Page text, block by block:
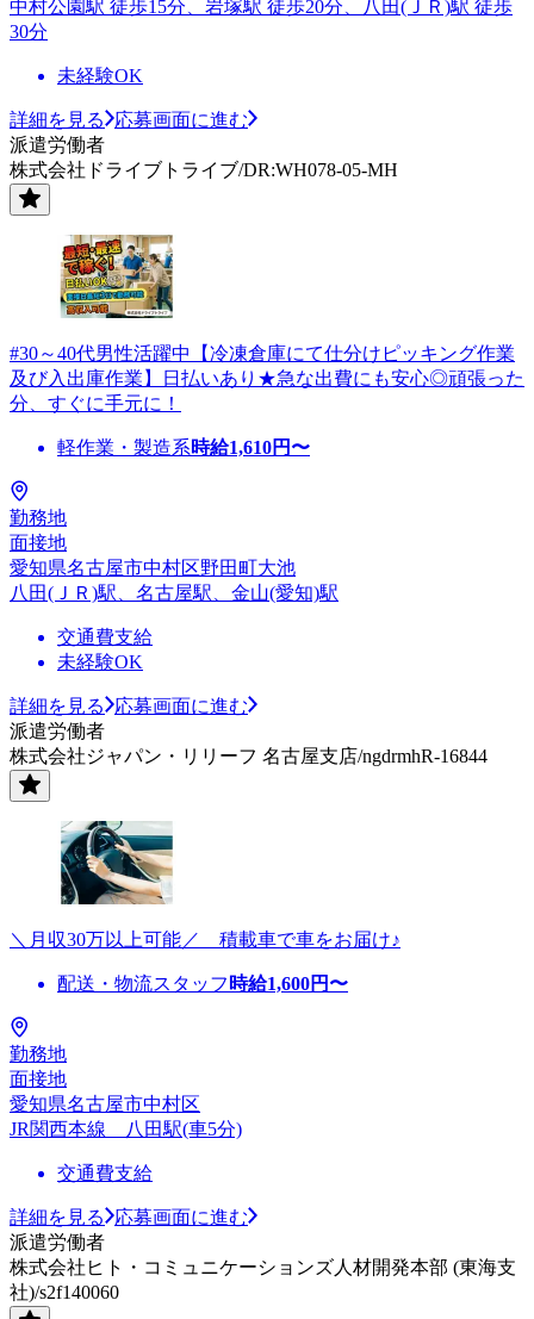
中村公園駅 徒歩15分、岩塚駅 徒歩20分、八田(ＪＲ)駅 徒歩
30分
未経験OK
詳細を見る
応募画面に進む
派遣労働者
株式会社ドライブトライブ/DR:WH078-05-MH
#30～40代男性活躍中【冷凍倉庫にて仕分けピッキング作業
及び入出庫作業】日払いあり★急な出費にも安心◎頑張った
分、すぐに手元に！
軽作業・製造系時給1,610円〜
勤務地
面接地
愛知県名古屋市中村区野田町大池
八田(ＪＲ)駅、名古屋駅、金山(愛知)駅
交通費支給
未経験OK
詳細を見る
応募画面に進む
派遣労働者
株式会社ジャパン・リリーフ 名古屋支店/ngdrmhR-16844
＼月収30万以上可能／ 積載車で車をお届け♪
配送・物流スタッフ 時給1,600円〜
勤務地
面接地
愛知県名古屋市中村区
JR関西本線 八田駅(車5分)
交通費支給
詳細を見る
応募画面に進む
派遣労働者
株式会社ヒト・コミュニケーションズ人材開発本部 (東海支
社)/s2f140060